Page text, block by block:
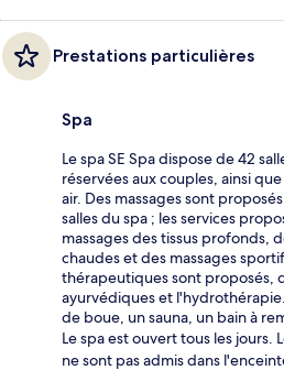
Prestations particulières
Spa
Le spa SE Spa dispose de 42
réservées aux couples, ainsi
air. Des massages sont
salles du spa ; les services
massages des tissus profonds,
chaudes et des massages
thérapeutiques sont proposés,
ayurvédiques et
de boue, un sauna, un bain à
Le spa est ouvert tous les jours.
ne sont pas admis dans